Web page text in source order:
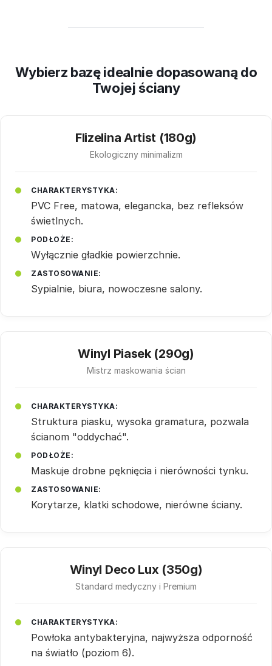
Wybierz bazę idealnie dopasowaną do
Twojej ściany
Flizelina Artist (180g)
Ekologiczny minimalizm
CHARAKTERYSTYKA:
PVC Free, matowa, elegancka, bez refleksów
świetlnych.
PODŁOŻE:
Wyłącznie gładkie powierzchnie.
ZASTOSOWANIE:
Sypialnie, biura, nowoczesne salony.
Winyl Piasek (290g)
Mistrz maskowania ścian
CHARAKTERYSTYKA:
Struktura piasku, wysoka gramatura, pozwala
ścianom "oddychać".
PODŁOŻE:
Maskuje drobne pęknięcia i nierówności tynku.
ZASTOSOWANIE:
Korytarze, klatki schodowe, nierówne ściany.
Winyl Deco Lux (350g)
Standard medyczny i Premium
CHARAKTERYSTYKA:
Powłoka antybakteryjna, najwyższa odporność
na światło (poziom 6).